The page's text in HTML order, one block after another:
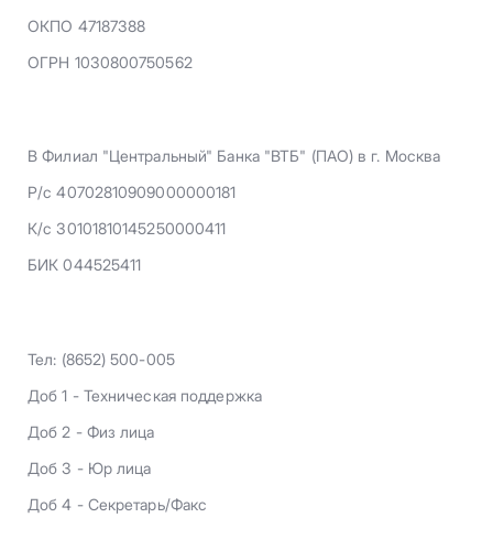
ОКПО 47187388
ОГРН 1030800750562
В Филиал "Центральный" Банка "ВТБ" (ПАО) в г. Москва
Р/с 40702810909000000181
К/с 30101810145250000411
БИК 044525411
Тел: (8652) 500-005
Доб 1 - Техническая поддержка
Доб 2 - Физ лица
Доб 3 - Юр лица
Доб 4 - Секретарь/Факс